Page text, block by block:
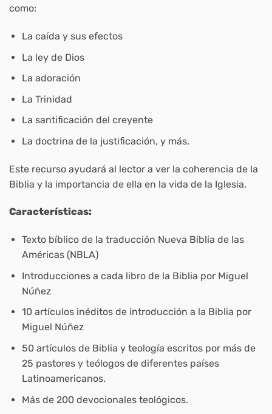
como:
La caída y sus efectos
La ley de Dios
La adoración
La Trinidad
La santificación del creyente
La doctrina de la justificación, y más.
Este recurso ayudará al lector a ver la coherencia de la
Biblia y la importancia de ella en la vida de la Iglesia.
Características:
Texto bíblico de la traducción Nueva Biblia de las
Américas (NBLA)
Introducciones a cada libro de la Biblia por Miguel
Núñez
10 artículos inéditos de introducción a la Biblia por
Miguel Núñez
50 artículos de Biblia y teología escritos por más de
25 pastores y teólogos de diferentes países
Latinoamericanos.
Más de 200 devocionales teológicos.